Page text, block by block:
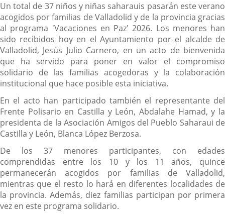
Un total de 37 niños y niñas saharauis pasarán este verano
acogidos por familias de Valladolid y de la provincia gracias
al programa 'Vacaciones en Paz' 2026. Los menores han
sido recibidos hoy en el Ayuntamiento por el alcalde de
Valladolid, Jesús Julio Carnero, en un acto de bienvenida
que ha servido para poner en valor el compromiso
solidario de las familias acogedoras y la colaboración
institucional que hace posible esta iniciativa.
En el acto han participado también el representante del
Frente Polisario en Castilla y León, Abdalahe Hamad, y la
presidenta de la Asociación Amigos del Pueblo Saharaui de
Castilla y León, Blanca López Berzosa.
De los 37 menores participantes, con edades
comprendidas entre los 10 y los 11 años, quince
permanecerán acogidos por familias de Valladolid,
mientras que el resto lo hará en diferentes localidades de
la provincia. Además, diez familias participan por primera
vez en este programa solidario.